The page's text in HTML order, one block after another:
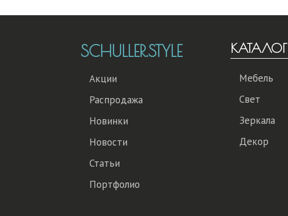
SCHULLER.STYLE
Акции
Распродажа
Новинки
Новости
Статьи
Портфолио
КАТАЛОГ
Мебель
Свет
Зеркала
Декор